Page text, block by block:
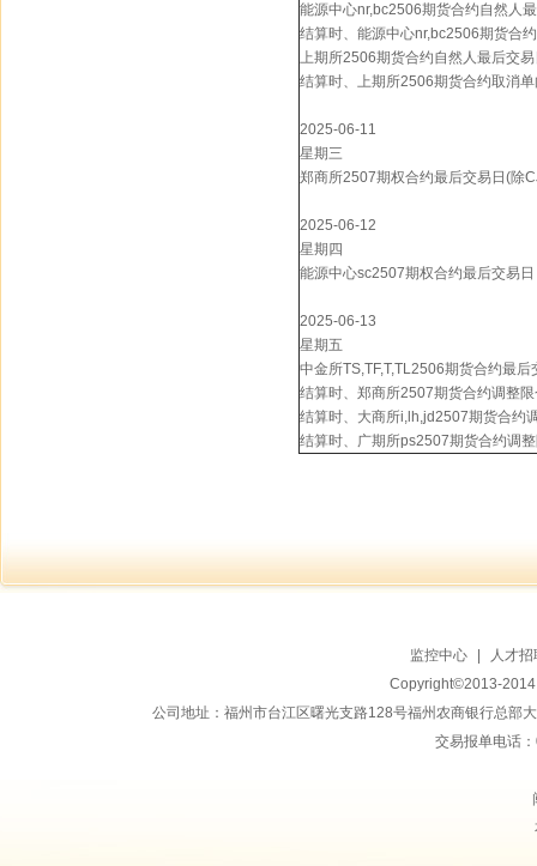
能源中心nr,bc2506期货合约自然人
结算时、能源中心nr,bc2506期货合
上期所2506期货合约自然人最后交
结算时、上期所2506期货合约取消
2025-06-11
星期三
郑商所2507期权合约最后交易日(除
2025-06-12
星期四
能源中心sc2507期权合约最后交易日
2025-06-13
星期五
中金所TS,TF,T,TL2506期货合约最后
结算时、郑商所2507期货合约调整
结算时、大商所i,lh,jd2507期货合约
结算时、广期所ps2507期货合约调
监控中心
人才招
Copyright©2013-
公司地址：福州市台江区曙光支路128号福州农商银行总
交易报单电话